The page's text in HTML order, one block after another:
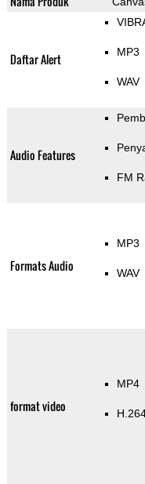
Daftar Alert MP3
WAV
Audio Features
FM
Formats Audio
MP3
WAV
format video
MP4